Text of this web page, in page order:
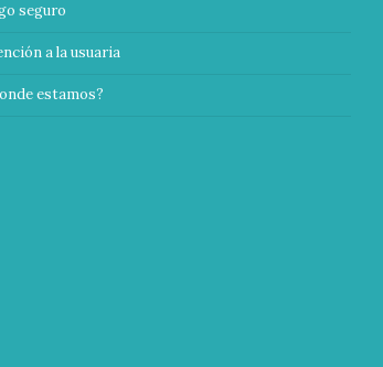
seguro
a la usuaria
estamos?